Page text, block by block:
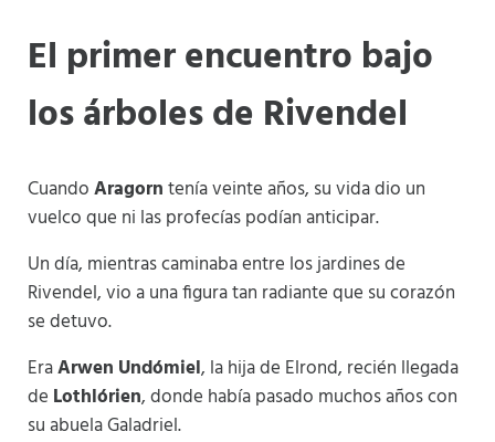
El primer encuentro bajo
los árboles de Rivendel
CuandoAragorntenía veinte años, su vida dio un
vuelco que ni las profecías podían anticipar.
Un día, mientras caminaba entre los jardines de
Rivendel, vio a una figura tan radiante que su corazón
se detuvo.
EraArwen Undómiel, la hija de Elrond, recién llegada
de Lothlórien, donde había pasado muchos años con
su abuela Galadriel.